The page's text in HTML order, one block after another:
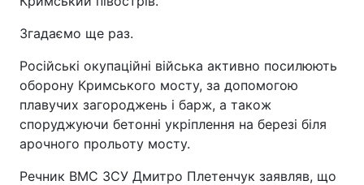
Згадаємо ще раз.
Російські окупаційні війська активно посилюють
оборону Кримського мосту, за допомогою
плавучих загороджень і барж, а також
споруджуючи бетонні укріплення на березі біля
арочного прольоту мосту.
Речник ВМС ЗСУ Дмитро Плетенчук заявляв, що